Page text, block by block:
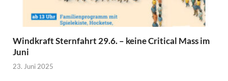
Windkraft Sternfahrt 29.6. – keine Critical Mass im
Juni
23. Juni 2025